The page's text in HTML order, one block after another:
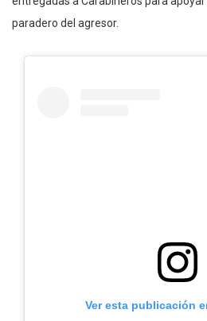
paradero del agresor.
Ver esta publicación